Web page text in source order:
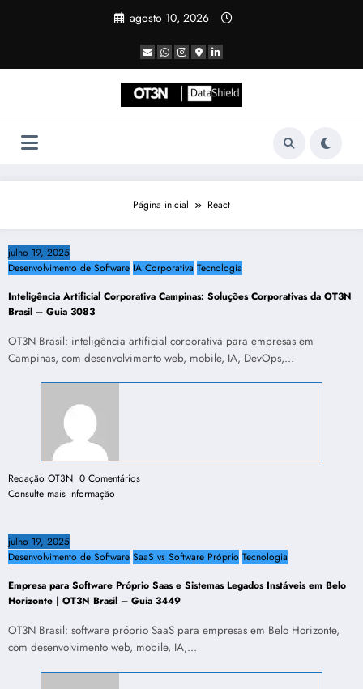
agosto 10, 2026
Página inicial React
julho 19, 2025
Desenvolvimento de Software IA Corporativa Tecnologia
Inteligência Artificial Corporativa Campinas: Soluções Corporativas da OT3N
Brasil – Guia 3083
OT3N Brasil: inteligência artificial corporativa para empresas em
Campinas, com desenvolvimento web, mobile, IA, DevOps,…
Redação OT3N 0 Comentários
Consulte mais informação
julho 19, 2025
Desenvolvimento de Software SaaS vs Software Próprio Tecnologia
Empresa para Software Próprio Saas e Sistemas Legados Instáveis em Belo
Horizonte | OT3N Brasil – Guia 3449
OT3N Brasil: software próprio SaaS para empresas em Belo Horizonte,
com desenvolvimento web, mobile, IA,…